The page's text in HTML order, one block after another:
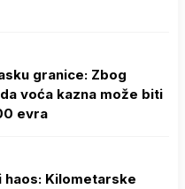
granice: Zbog
voća kazna može biti
evra
haos: Kilometarske